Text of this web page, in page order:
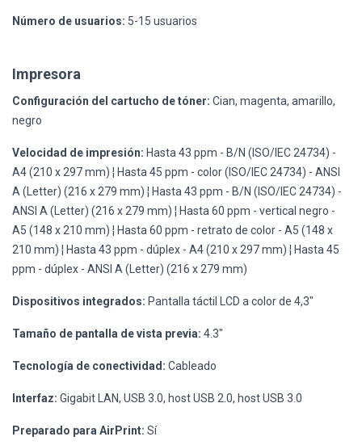
Número de usuarios: 5-15 usuarios
Impresora
Configuración del cartucho de tóner: Cian, magenta, amarillo,
negro
Velocidad de impresión: Hasta 43 ppm - B/N (ISO/IEC 24734) -
A4 (210 x 297 mm) ¦ Hasta 45 ppm - color (ISO/IEC 24734) - ANSI
A (Letter) (216 x 279 mm) ¦ Hasta 43 ppm - B/N (ISO/IEC 24734) -
ANSI A (Letter) (216 x 279 mm) ¦ Hasta 60 ppm - vertical negro -
A5 (148 x 210 mm) ¦ Hasta 60 ppm - retrato de color - A5 (148 x
210 mm) ¦ Hasta 43 ppm - dúplex - A4 (210 x 297 mm) ¦ Hasta 45
ppm - dúplex - ANSI A (Letter) (216 x 279 mm)
Dispositivos integrados: Pantalla táctil LCD a color de 4,3"
Tamaño de pantalla de vista previa: 4.3"
Tecnología de conectividad: Cableado
Interfaz: Gigabit LAN, USB 3.0, host USB 2.0, host USB 3.0
Preparado para AirPrint: Sí